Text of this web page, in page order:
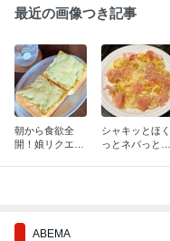
最近の画像つき記事
朝から食欲全
開！娘リクエス
シャキッとほく
っとネバっと旨
ABEMA